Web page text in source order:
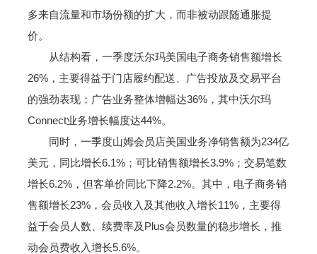
多来自流量和市场份额的扩大，而非被动跟随通胀提
价。
从结构看，一季度沃尔玛美国电子商务销售额增长
26%，主要得益于门店履约配送、广告投放及交易平台
的强劲表现；广告业务整体增幅达36%，其中沃尔玛
Connect业务增长幅度达44%。
同时，一季度山姆会员店美国业务净销售额为234亿
美元，同比增长6.1%；可比销售额增长3.9%；交易笔数
增长6.2%，但客单价同比下降2.2%。其中，电子商务销
售额增长23%，会员收入及其他收入增长11%，主要得
益于会员人数、续费率及Plus会员数量的稳步增长，推
动会员费收入增长5.6%。